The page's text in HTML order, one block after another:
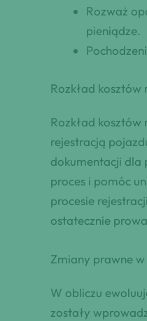
Rozważ
pieniądze.
Rozkład kosztów
Rozkład
rejestracją
dokumentacji dla
proces i pomóc
procesie
ostatecznie
Zmiany prawne
W obliczu
zostały